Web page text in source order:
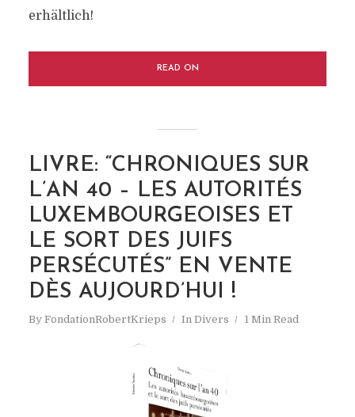
erhältlich!
READ ON
LIVRE: “CHRONIQUES SUR
L’AN 40 – LES AUTORITÉS
LUXEMBOURGEOISES ET
LE SORT DES JUIFS
PERSÉCUTÉS” EN VENTE
DÈS AUJOURD’HUI !
By FondationRobertKrieps In Divers 1 Min Read